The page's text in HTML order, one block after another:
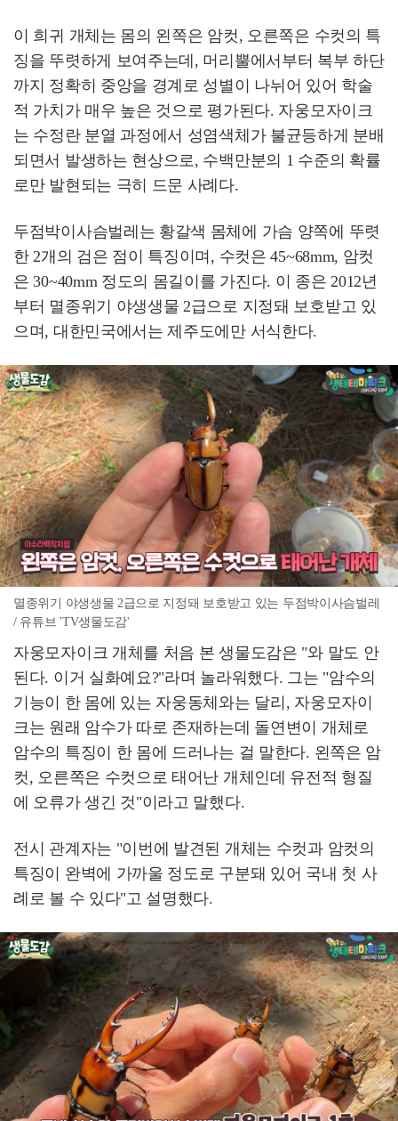
이 희귀 개체는 몸의 왼쪽은 암컷, 오른쪽은 수컷의 특
징을 뚜렷하게 보여주는데, 머리뿔에서부터 복부 하단
까지 정확히 중앙을 경계로 성별이 나뉘어 있어 학술
적 가치가 매우 높은 것으로 평가된다. 자웅모자이크
는 수정란 분열 과정에서 성염색체가 불균등하게 분배
되면서 발생하는 현상으로, 수백만분의 1 수준의 확률
로만 발현되는 극히 드문 사례다.
두점박이사슴벌레는 황갈색 몸체에 가슴 양쪽에 뚜렷
한 2개의 검은 점이 특징이며, 수컷은 45~68mm, 암컷
은 30~40mm 정도의 몸길이를 가진다. 이 종은 2012년
부터 멸종위기 야생생물 2급으로 지정돼 보호받고 있
으며, 대한민국에서는 제주도에만 서식한다.
멸종위기 야생생물 2급으로 지정돼 보호받고 있는 두점박이사슴벌레
/ 유튜브 'TV생물도감'
자웅모자이크 개체를 처음 본 생물도감은 "와 말도 안
된다. 이거 실화예요?"라며 놀라워했다. 그는 "암수의
기능이 한 몸에 있는 자웅동체와는 달리, 자웅모자이
크는 원래 암수가 따로 존재하는데 돌연변이 개체로
암수의 특징이 한 몸에 드러나는 걸 말한다. 왼쪽은 암
컷, 오른쪽은 수컷으로 태어난 개체인데 유전적 형질
에 오류가 생긴 것"이라고 말했다.
전시 관계자는 "이번에 발견된 개체는 수컷과 암컷의
특징이 완벽에 가까울 정도로 구분돼 있어 국내 첫 사
례로 볼 수 있다"고 설명했다.